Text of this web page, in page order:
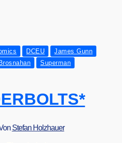
DCEU
James Gunn
Superman
Stefan Holzhauer